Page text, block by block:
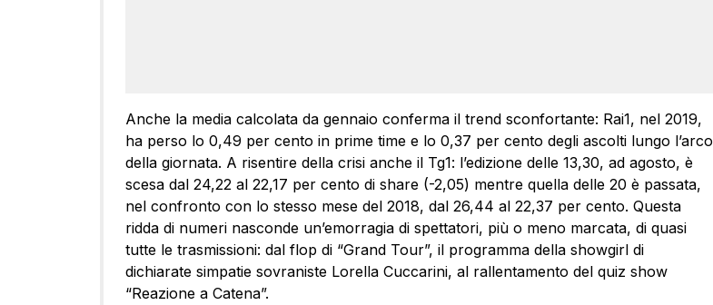
Anche la media calcolata da gennaio conferma il trend sconfortante: Rai1, nel 2019,
ha perso lo 0,49 per cento in prime time e lo 0,37 per cento degli ascolti lungo l’arco
della giornata. A risentire della crisi anche il Tg1: l’edizione delle 13,30, ad agosto, è
scesa dal 24,22 al 22,17 per cento di share (-2,05) mentre quella delle 20 è passata,
nel confronto con lo stesso mese del 2018, dal 26,44 al 22,37 per cento. Questa
ridda di numeri nasconde un’emorragia di spettatori, più o meno marcata, di quasi
tutte le trasmissioni: dal flop di “Grand Tour”, il programma della showgirl di
dichiarate simpatie sovraniste Lorella Cuccarini, al rallentamento del quiz show
“Reazione a Catena”.